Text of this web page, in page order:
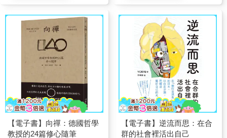
【電子書】向禪：德國哲學
教授的24篇修心隨筆
【電子書】逆流而思：在合
群的社會裡活出自己